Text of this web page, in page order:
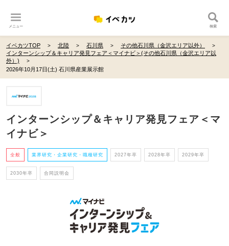
メニュー 検索
イベカツTOP 北陸 石川県
その他石川県（金沢エリア以外）
インターンシップ＆キャリア発見フェア＜マイナビ＞(その他石川県（金沢エリア以
外）)
2026年10月17日(土) 石川県産業展示館
インターンシップ＆キャリア発見フェア＜マ
イナビ＞
全般 業界研究・企業研究・職種研究 2027年卒 2028年卒 2029年卒
2030年卒 合同説明会